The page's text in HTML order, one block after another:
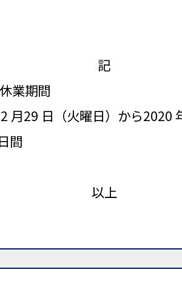
記
業期間
月29 日（火曜日）から2020
間
以上